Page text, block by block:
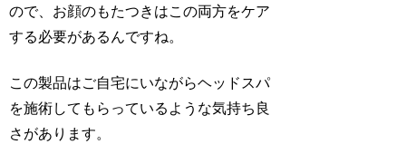
ので、お顔のもたつきはこの両方をケア
する必要があるんですね。
この製品はご自宅にいながらヘッドスパ
を施術してもらっているような気持ち良
さがあります。